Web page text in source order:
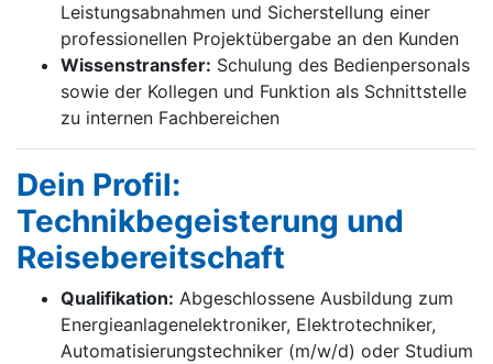
Leistungsabnahmen und Sicherstellung einer
professionellen Projektübergabe an den Kunden
Wissenstransfer: Schulung des Bedienpersonals
sowie der Kollegen und Funktion als Schnittstelle
zu internen Fachbereichen
Dein Profil:
Technikbegeisterung und
Reisebereitschaft
Qualifikation: Abgeschlossene Ausbildung zum
Energieanlagenelektroniker, Elektrotechniker,
Automatisierungstechniker (m/w/d) oder Studium